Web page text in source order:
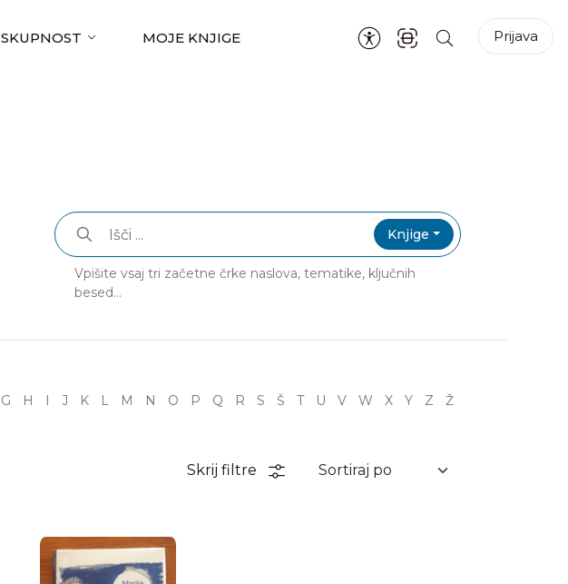
SKUPNOST MOJE KNJIGE Prijava
Knjige
Vpišite vsaj tri začetne črke naslova, tematike, ključnih
besed...
G H I J K L M N O P Q R S Š T U V W X Y Z Ž
Skrij filtre